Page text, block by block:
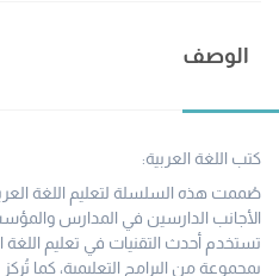
الوصف
كتب اللغة العربية:
صُممت هذه السلسلة لتعليم اللغة
الأجانب الدارسين في المدارس
تستخدم أحدث التقنيات في تعليم اللغة
بمجموعة من البرامج التعليمية، كما